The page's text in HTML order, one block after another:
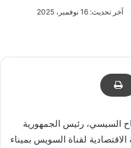
آخر تحديث: 16 نوفمبر، 2025
السيسي، رئيس الجمهورية
لقناة السويس بميناء